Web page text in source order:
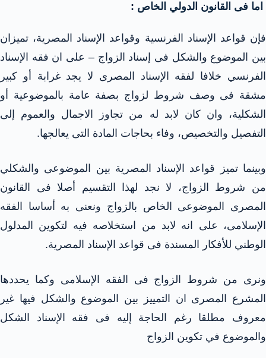
اما فى القانون الدولي الخاص :
فإن قواعد الإسناد الفرنسية وقواعد الإسناد المصرية، تميزان
بين الموضوع والشكل فى إسناد الزواج – على ان فقه الإسناد
الفرنسي خلافا لفقه الإسناد المصرى لا يجد غرابة أو كبير
مشقة فى وصف شروط لزواج بصفة عامة بالموضوعية أو
الشكلية، وان كان لابد له من تجاوز الاجمال والعموم إلى
التفصيل والتخصيص، وفاء بحاجات المادة التى يعالجها.
وبينما تميز قواعد الإسناد المصرية بين الموضوعى والشكلي
من شروط الزواج، لا نجد لهذا التقسيم أصلا فى القانون
المصرى الموضوعى الخاص بالزواج ونعنى به أساسا الفقه
الإسلامى، على انه لابد من استخلاصه فيه لتكوين المدلول
الوطني للأفكار المسندة فى قواعد الإسناد المصرية.
ونرى من شروط الزواج فى الفقه الإسلامى وكما يحددها
المشرع المصرى ان التمييز بين الموضوع والشكل فيها غير
معروف مطلقا رغم الحاجة إليه فى فقه الإسناد
الشكل
والموضوع في تكوين الزواج